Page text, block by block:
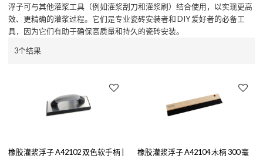
浮子可与其他灌浆工具（例如灌浆刮刀和灌浆刷）结合使用，以实现更高
效、更精确的灌浆过程。它们是专业瓷砖安装者和 DIY 爱好者的必备工
具，因为它们有助于确保高质量和持久的瓷砖安装。
3个结果
橡胶灌浆浮子 A42102 双色软手柄 |
橡胶灌浆浮子 A42104 木柄 300 毫